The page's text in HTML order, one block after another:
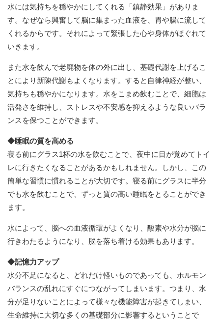
水には気持ちを穏やかにしてくれる「鎮静効果」がありま
す。なぜなら興奮して脳に集まった血液を、胃や腸に流して
くれるからです。それによって緊張した心や身体がほぐれて
いきます。
また水を飲んで老廃物を体の外に出し、基礎代謝を上げるこ
とにより新陳代謝もよくなります。すると自律神経が整い、
気持ちも穏やかになります。水をこまめ飲むことで、細胞は
活発さを維持し、ストレスや不安感を抑えるような良いバラ
ンスを保つことができます。
◆睡眠の質を高める
寝る前にグラス1杯の水を飲むことで、夜中に目が覚めてトイ
レに行きたくなることがあるかもしれません。しかし、この
簡単な習慣に慣れることが大切です。寝る前にグラスに半分
でも水を飲むことで、ずっと質の高い睡眠をとることができ
ます。
水によって、脳への血液循環がよくなり、酸素や水分が脳に
行きわたるようになり、脳を落ち着ける効果もあります。
◆記憶力アップ
水分不足になると、どれだけ軽いものであっても、ホルモン
バランスの乱れにすぐにつながってしまいます。つまり、水
分が足りないことによって様々な機能障害が起きてしまい、
生命維持に大切な多くの基礎部分に影響するということで